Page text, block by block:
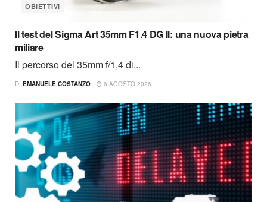
OBIETTIVI
Il test del Sigma Art 35mm F1.4 DG II: una nuova pietra
miliare
Il percorso del 35mm f/1,4 di...
DI EMANUELE COSTANZO 6 AGOSTO 2026